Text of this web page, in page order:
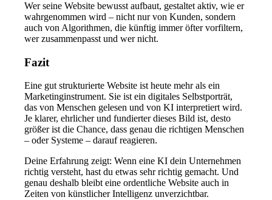
Wer seine Website bewusst aufbaut, gestaltet aktiv, wie er
wahrgenommen wird – nicht nur von Kunden, sondern
auch von Algorithmen, die künftig immer öfter vorfiltern,
wer zusammenpasst und wer nicht.
Fazit
Eine gut strukturierte Website ist heute mehr als ein
Marketinginstrument. Sie ist ein digitales Selbstporträt,
das von Menschen gelesen und von KI interpretiert wird.
Je klarer, ehrlicher und fundierter dieses Bild ist, desto
größer ist die Chance, dass genau die richtigen Menschen
– oder Systeme – darauf reagieren.
Deine Erfahrung zeigt: Wenn eine KI dein Unternehmen
richtig versteht, hast du etwas sehr richtig gemacht. Und
genau deshalb bleibt eine ordentliche Website auch in
Zeiten von künstlicher Intelligenz unverzichtbar.